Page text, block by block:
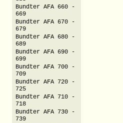
Bundter AFA 660 -
669
Bundter AFA 670 -
679
Bundter AFA 680 -
689
Bundter AFA 690 -
699
Bundter AFA 700 -
709
Bundter AFA 720 -
725
Bundter AFA 710 -
718
Bundter AFA 730 -
739